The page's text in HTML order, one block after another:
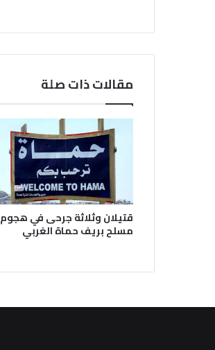
مقالات ذات صلة
قتيلان وثلاثة جرحى في هجوم
مسلح بريف حماة الغربي